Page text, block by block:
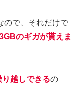
ので、それだけで
のギガが貰えま
越しできるの